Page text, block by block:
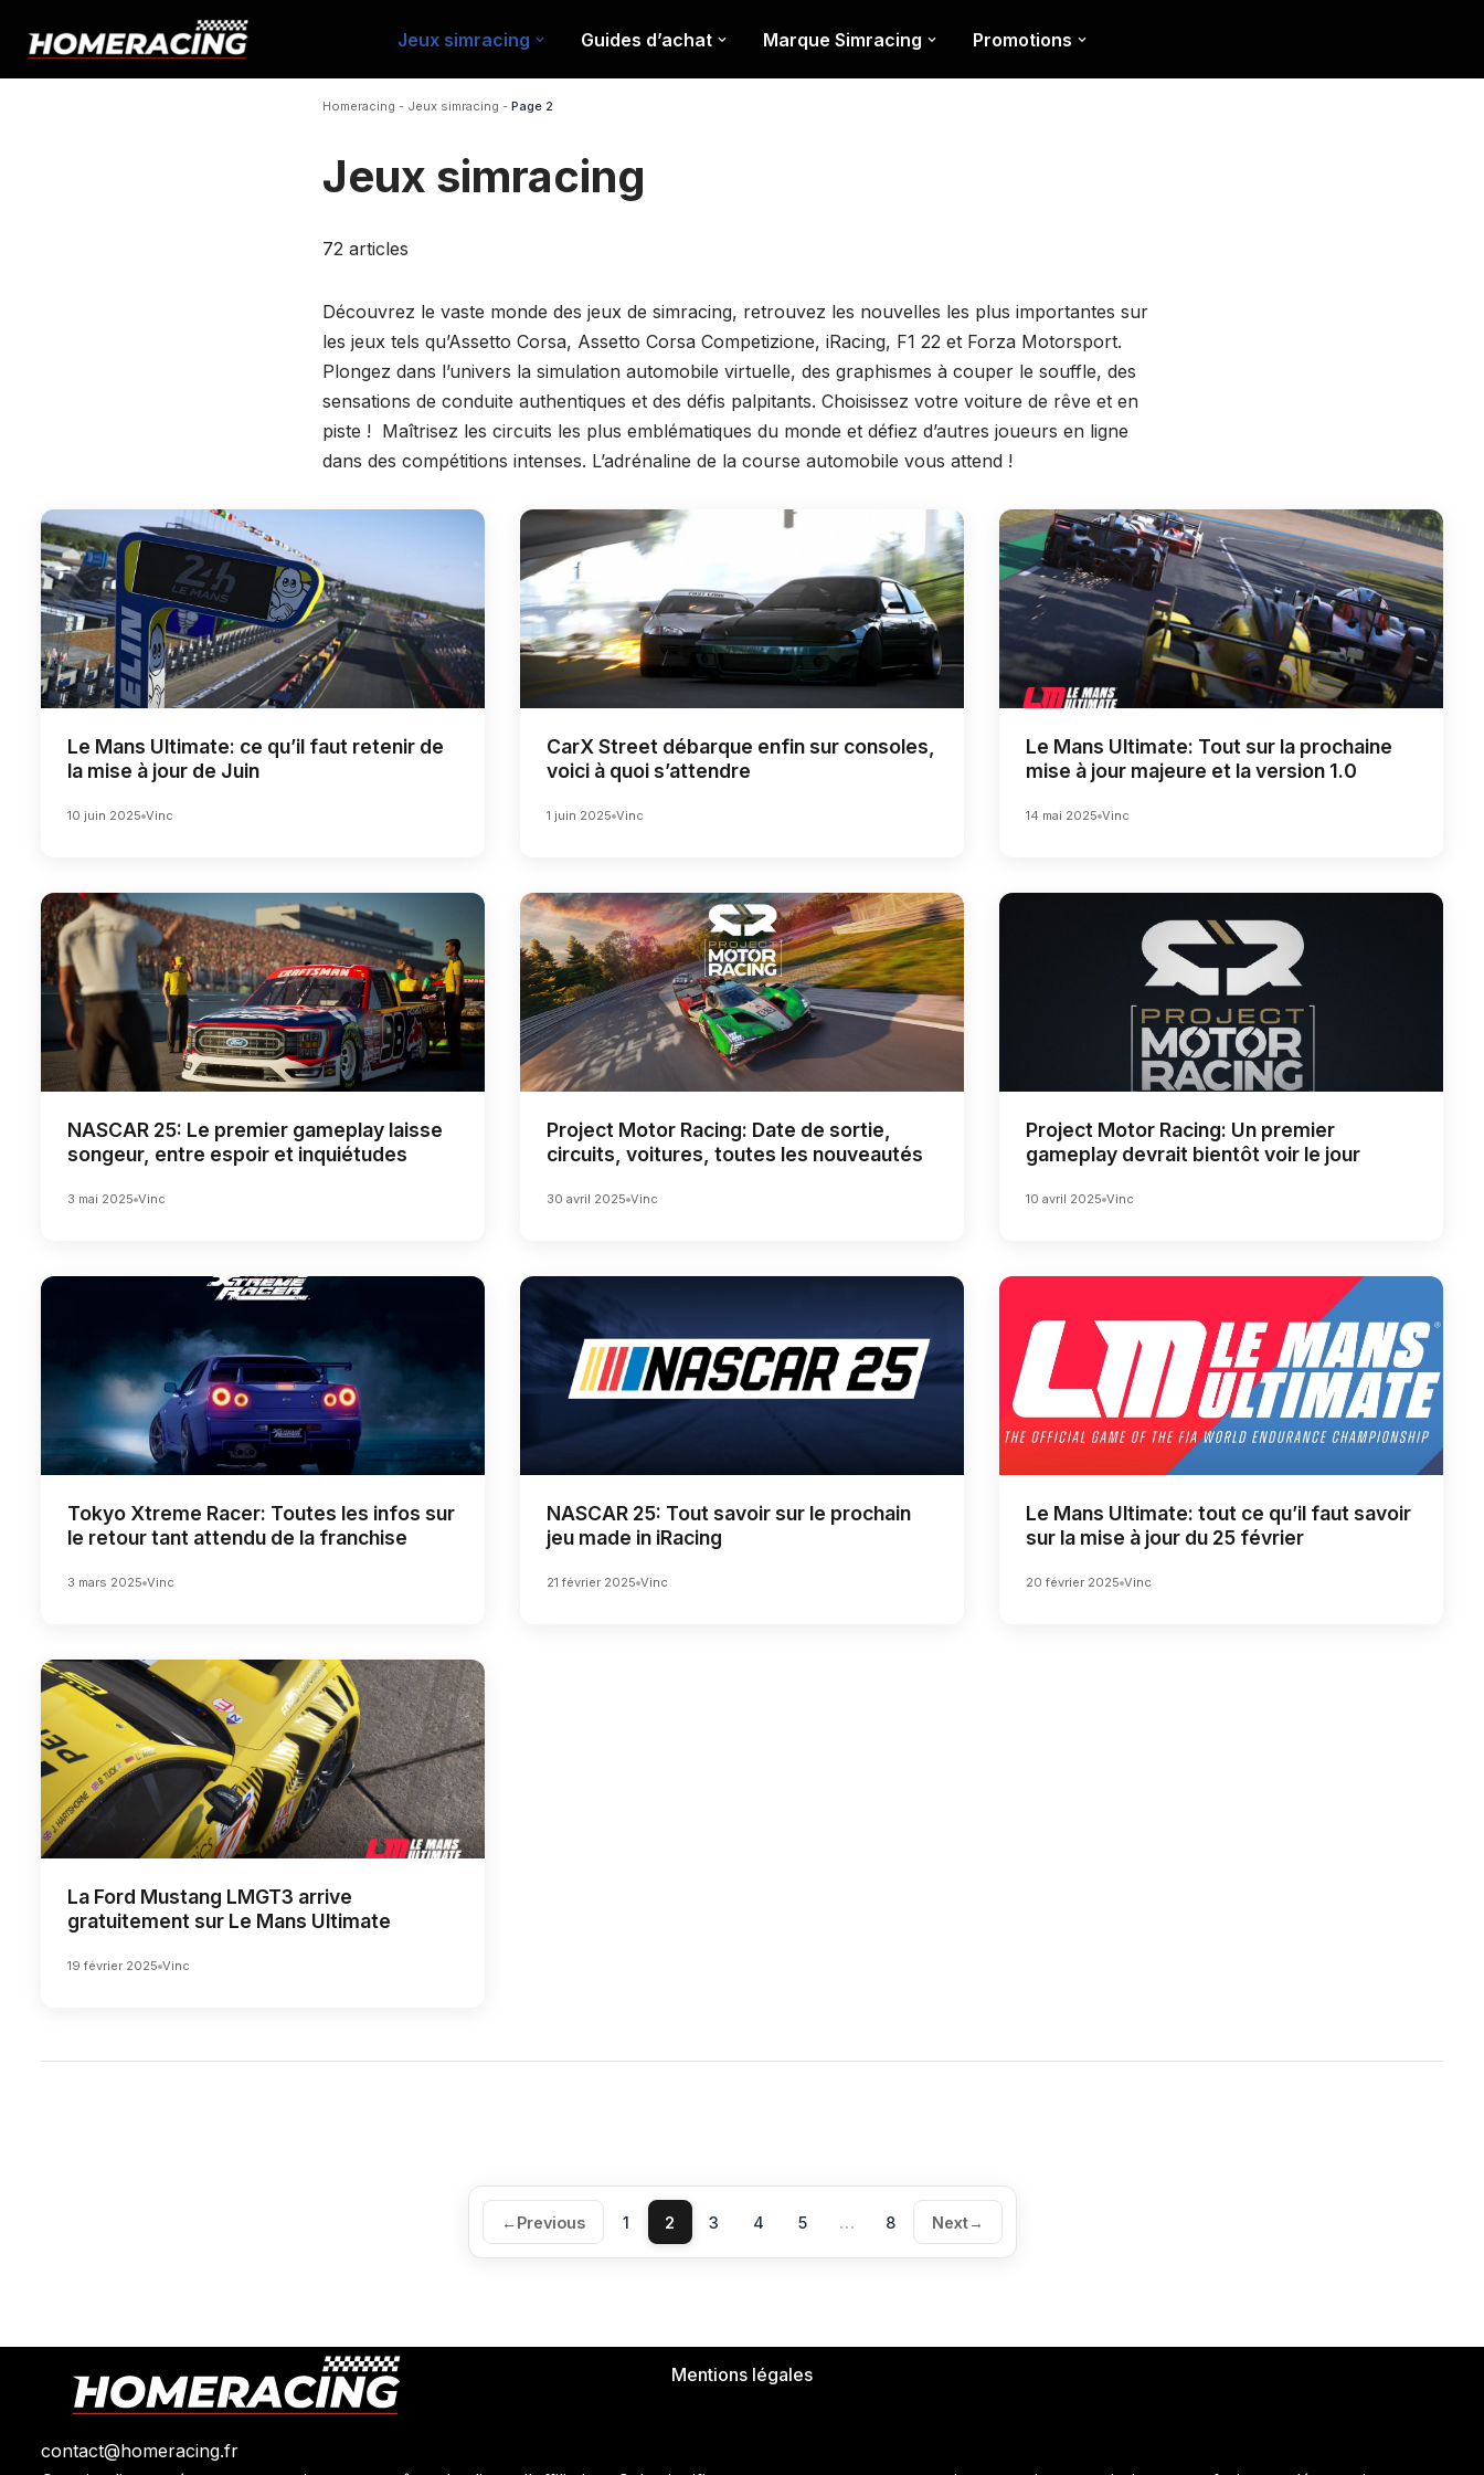
Aller
Jeux simracing Guides d’achat Marque Simracing Promotions
Homeracing - Jeux simracing - Page 2
Jeux simracing
72 articles
Découvrez le vaste monde des jeux de simracing, retrouvez les nouvelles les plus importantes sur
les jeux tels qu’Assetto Corsa, Assetto Corsa Competizione, iRacing, F1 22 et Forza Motorsport.
Plongez dans l’univers la simulation automobile virtuelle, des graphismes à couper le souffle, des
sensations de conduite authentiques et des défis palpitants. Choisissez votre voiture de rêve et en
piste ! Maîtrisez les circuits les plus emblématiques du monde et défiez d’autres joueurs en ligne
dans des compétitions intenses. L’adrénaline de la course automobile vous attend !
Le Mans Ultimate: ce qu’il faut retenir de
la mise à jour de Juin
10 juin 2025 Vinc
CarX Street débarque enfin sur consoles,
voici à quoi s’attendre
1 juin 2025 Vinc
Le Mans Ultimate: Tout sur la prochaine
mise à jour majeure et la version 1.0
14 mai 2025 Vinc
NASCAR 25: Le premier gameplay laisse
songeur, entre espoir et inquiétudes
3 mai 2025 Vinc
Project Motor Racing: Date de sortie,
circuits, voitures, toutes les nouveautés
30 avril 2025 Vinc
Project Motor Racing: Un premier
gameplay devrait bientôt voir le jour
10 avril 2025 Vinc
Tokyo Xtreme Racer: Toutes les infos sur
le retour tant attendu de la franchise
3 mars 2025 Vinc
NASCAR 25: Tout savoir sur le prochain
jeu made in iRacing
21 février 2025 Vinc
Le Mans Ultimate: tout ce qu’il faut savoir
sur la mise à jour du 25 février
20 février 2025 Vinc
La Ford Mustang LMGT3 arrive
gratuitement sur Le Mans Ultimate
19 février 2025 Vinc
← Previous 1 2 3 4 5 … 8 Next→
Mentions légales
contact@homeracing.fr